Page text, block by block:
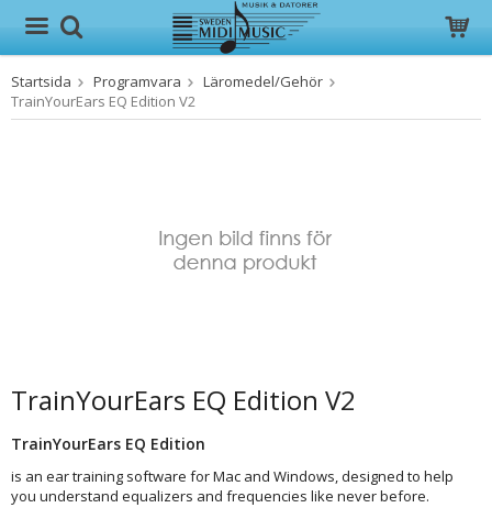
Produkten har blivit tillagd i varukorgen
Startsida Programvara
Läromedel/Gehör
TrainYourEars EQ Edition V2
TrainYourEars EQ Edition V2
TrainYourEars EQ Edition
is an ear training software for Mac and Windows, designed to help
you understand equalizers and frequencies like never before.